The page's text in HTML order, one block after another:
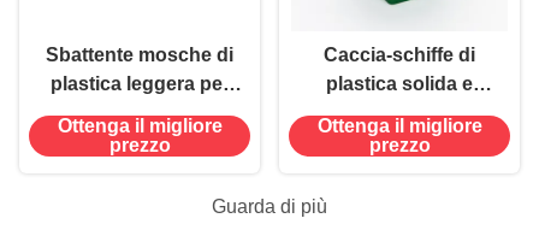
Sbattente mosche di
plastica leggera per
un facile controllo dei
parassiti Dimensione
Ottenga il migliore
prezzo
Caccia-schiffe di
plastica solida e
resistente per il
giardino
Ottenga il migliore
prezzo
Guarda di più